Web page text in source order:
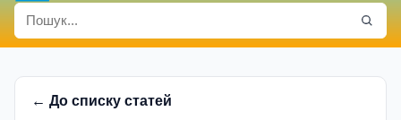
← До списку статей